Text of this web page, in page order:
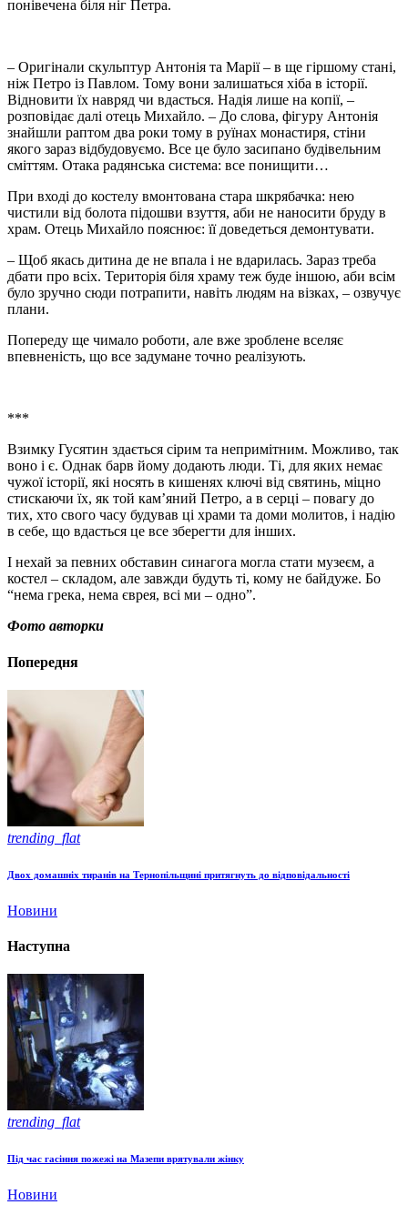
понівечена біля ніг Петра.
– Оригінали скульптур Антонія та Марії – в ще гіршому стані,
ніж Петро із Павлом. Тому вони залишаться хіба в історії.
Відновити їх навряд чи вдасться. Надія лише на копії, –
розповідає далі отець Михайло. – До слова, фігуру Антонія
знайшли раптом два роки тому в руїнах монастиря, стіни
якого зараз відбудовуємо. Все це було засипано будівельним
сміттям. Отака радянська система: все понищити…
При вході до костелу вмонтована стара шкрябачка: нею
чистили від болота підошви взуття, аби не наносити бруду в
храм. Отець Михайло пояснює: її доведеться демонтувати.
– Щоб якась дитина де не впала і не вдарилась. Зараз треба
дбати про всіх. Територія біля храму теж буде іншою, аби всім
було зручно сюди потрапити, навіть людям на візках, – озвучує
плани.
Попереду ще чимало роботи, але вже зроблене вселяє
впевненість, що все задумане точно реалізують.
***
Взимку Гусятин здається сірим та непримітним. Можливо, так
воно і є. Однак барв йому додають люди. Ті, для яких немає
чужої історії, які носять в кишенях ключі від святинь, міцно
стискаючи їх, як той кам’яний Петро, а в серці – повагу до
тих, хто свого часу будував ці храми та доми молитов, і надію
в себе, що вдасться це все зберегти для інших.
І нехай за певних обставин синагога могла стати музеєм, а
костел – складом, але завжди будуть ті, кому не байдуже. Бо
“нема грека, нема єврея, всі ми – одно”.
Фото авторки
Попередня
trending_flat
Двох домашніх тиранів на Тернопільщині притягнуть до відповідальності
Новини
Наступна
trending_flat
Під час гасіння пожежі на Мазепи врятували жінку
Новини